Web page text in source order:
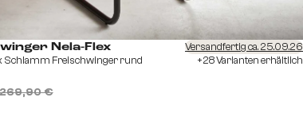
Nela-Flex
Schlamm Freischwinger rund
€
Versandfertig ca. 25.09.26
+28 Varianten erhältlich